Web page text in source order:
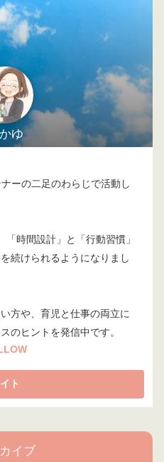
ゆ
ーの二足のわらじで活動し
時間設計」と「行動習慣」
続けられるようになりまし
方や、育児と仕事の両立に
のヒントを発信中です。
イブ